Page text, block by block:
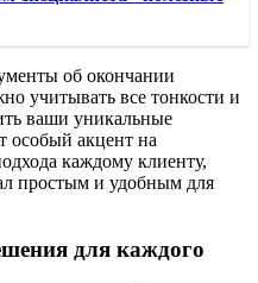
об окончании
учитывать все тонкости и
ваши уникальные
особый акцент на
каждому клиенту,
простым и удобным для
для каждого